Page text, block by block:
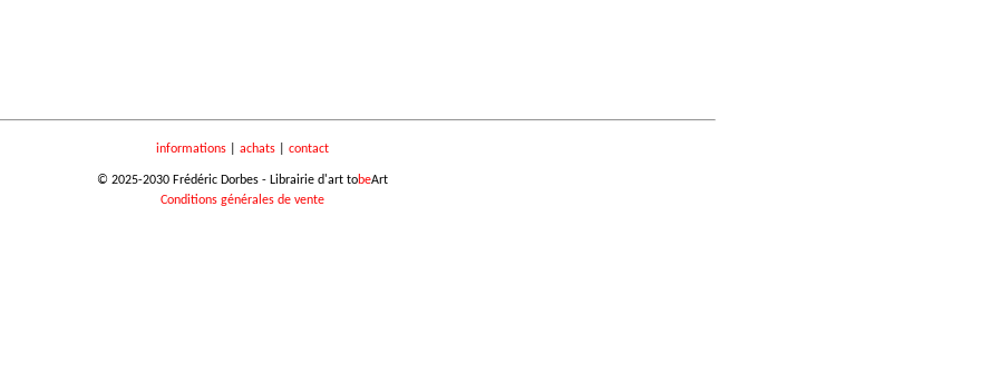
informations| achats| contact
© 2025-2030 Frédéric Dorbes - Librairie d'art tobeArt
Conditions générales de vente